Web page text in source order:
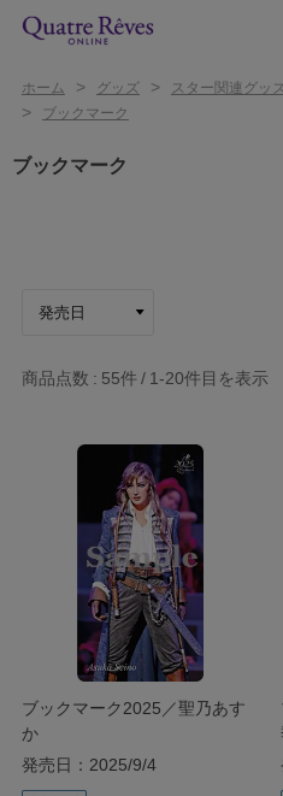
ホーム > グッズ > スター関連グッ
> ブックマーク
ブックマーク
商品点数 55件 1-20件目を表示
ブックマーク2025／聖乃あす
か
発売日：2025/9/4